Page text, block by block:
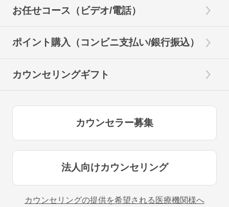
お任せコース（ビデオ/電話）
ポイント購入（コンビニ支払い/銀行振込）
カウンセリングギフト
カウンセラー募集
法人向けカウンセリング
カウンセリングの提供を希望される医療機関様へ